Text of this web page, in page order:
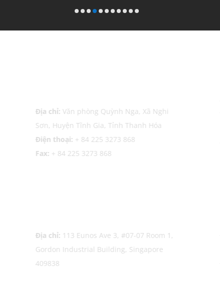
Địa chỉ:Văn phòng Quỳnh Nga, Xã Nghi
Sơn, Huyện Tĩnh Gia, Tỉnh Thanh Hóa
Điện thoại:+ 84 225 3273 868
Fax:+ 84 225 3273 868
Địa chỉ:113 Eunos Ave 3, #07-07 Room 1,
Gordon Industrial Building, Singapore
409838